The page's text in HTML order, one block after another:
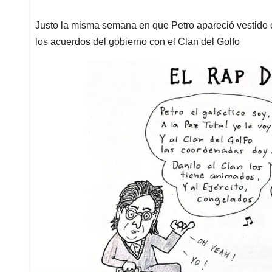
Justo la misma semana en que Petro apareció
los acuerdos del gobierno con el Clan del Golfo